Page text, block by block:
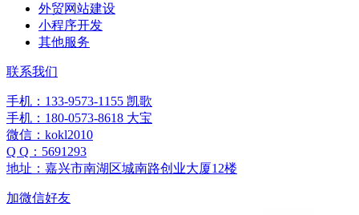
外贸网站建设
小程序开发
其他服务
联系我们
手机：133-9573-1155 凯歌
手机：180-0573-8618 大宝
微信：kokl2010
Q Q：5691293
地址：嘉兴市南湖区城南路创业大厦12楼
加微信好友